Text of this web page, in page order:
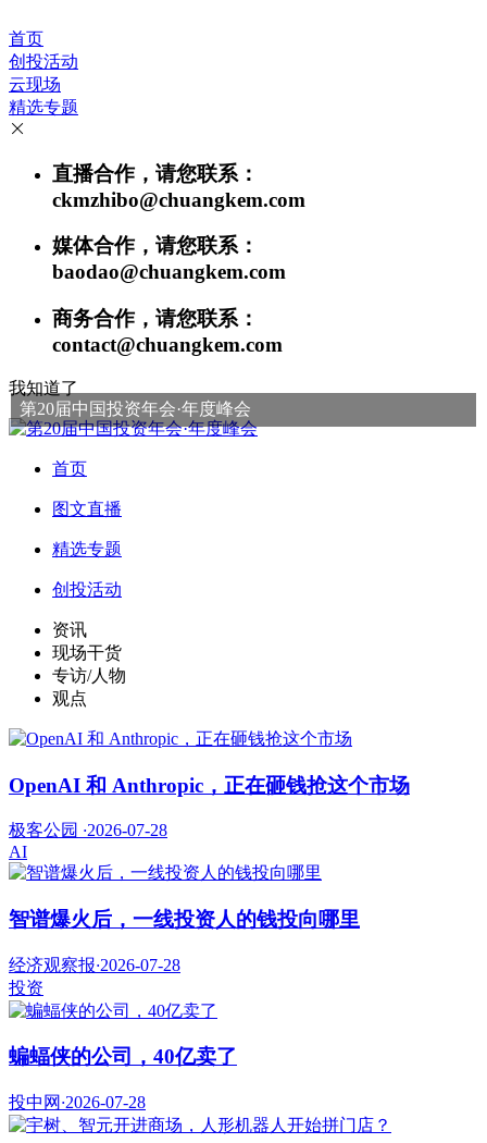
首页
创投活动
云现场
精选专题
直播合作，请您联系：
ckmzhibo@chuangkem.com
媒体合作，请您联系：
baodao@chuangkem.com
商务合作，请您联系：
contact@chuangkem.com
我知道了
第20届中国投资年会·年度峰会
首页
图文直播
精选专题
创投活动
资讯
现场干货
专访/人物
观点
OpenAI 和 Anthropic，正在砸钱抢这个市场
极客公园 ·2026-07-28
AI
智谱爆火后，一线投资人的钱投向哪里
经济观察报·2026-07-28
投资
蝙蝠侠的公司，40亿卖了
投中网 ·2026-07-28